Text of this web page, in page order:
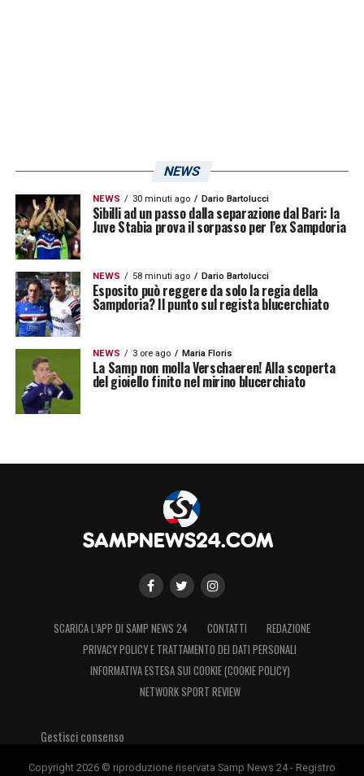
NEWS
NEWS 30 minuti ago Dario Bartolucci
Sibilli ad un passo dalla separazione dal Bari: la
Juve Stabia prova il sorpasso per l’ex Sampdoria
NEWS 58 minuti ago Dario Bartolucci
Esposito può reggere da solo la regia della
Sampdoria? Il punto sul regista blucerchiato
NEWS 3 ore ago Maria Floris
La Samp non molla Verschaeren! Alla scoperta
del gioiello finito nel mirino blucerchiato
SCARICA L’APP DI SAMP NEWS 24 CONTATTI
REDAZIONE
PRIVACY POLICY E TRATTAMENTO DEI DATI PERSONALI
INFORMATIVA ESTESA SUI COOKIE (COOKIE POLICY)
NETWORK SPORT REVIEW
Gestisci consenso
Copyright 2026 © riproduzione riservata Samp News 24 - Registro